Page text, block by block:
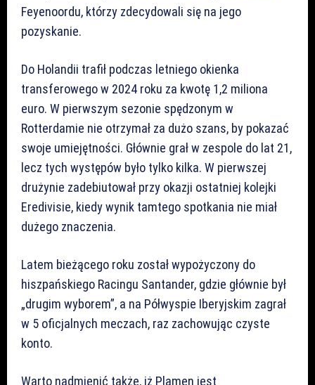
Feyenoordu, którzy zdecydowali się na jego
pozyskanie.
Do Holandii trafił podczas letniego okienka
transferowego w 2024 roku za kwotę 1,2 miliona
euro. W pierwszym sezonie spędzonym w
Rotterdamie nie otrzymał za dużo szans, by pokazać
swoje umiejętności. Głównie grał w zespole do lat 21,
lecz tych występów było tylko kilka. W pierwszej
drużynie zadebiutował przy okazji ostatniej kolejki
Eredivisie, kiedy wynik tamtego spotkania nie miał
dużego znaczenia.
Latem bieżącego roku został wypożyczony do
hiszpańskiego Racingu Santander, gdzie głównie był
„drugim wyborem”, a na Półwyspie Iberyjskim zagrał
w 5 oficjalnych meczach, raz zachowując czyste
konto.
Warto nadmienić także, iż Plamen jest